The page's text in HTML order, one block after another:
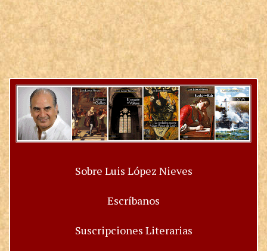
Sobre Luis López Nieves
Escríbanos
Suscripciones Literarias